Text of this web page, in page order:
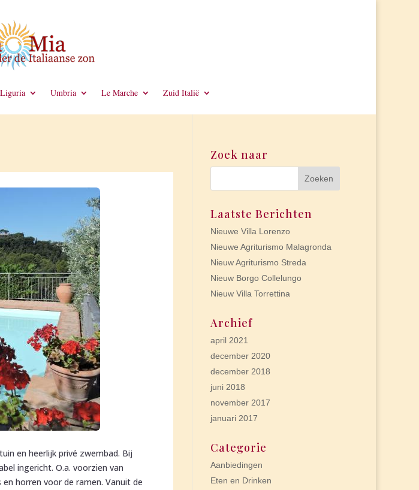
Liguria Umbria Le Marche Zuid Italië
en heerlijk privé zwembad. Bij
ingericht. O.a. voorzien van
horren voor de ramen. Vanuit de
Zoek naar
Laatste Berichten
Nieuwe Villa Lorenzo
Nieuwe Agriturismo Malagronda
Nieuw Agriturismo Streda
Nieuw Borgo Collelungo
Nieuw Villa Torrettina
Archief
april 2021
december 2020
december 2018
juni 2018
november 2017
januari 2017
Categorie
Aanbiedingen
Eten en Drinken